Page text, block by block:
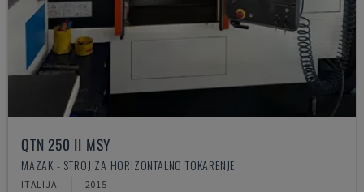
QTN 250 II MSY
MAZAK - STROJ ZA HORIZONTALNO TOKARENJE
ITALIJA 2015